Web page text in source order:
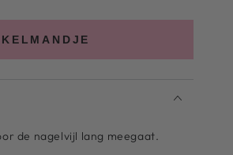
de nagelvijl lang meegaat.